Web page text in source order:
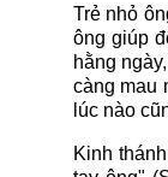
Trẻ nhỏ
ông giúp
hằng
càng mau
lúc nào
Kinh